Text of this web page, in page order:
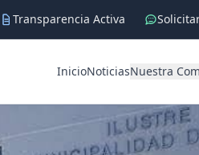
Transparencia Activa
InicioNoticiasNuestra